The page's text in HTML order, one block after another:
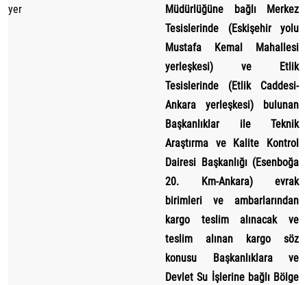
yer
Müdürlüğüne bağlı Merkez
Tesislerinde (Eskişehir yolu
Mustafa Kemal Mahallesi
yerleşkesi) ve Etlik
Tesislerinde (Etlik Caddesi-
Ankara yerleşkesi) bulunan
Başkanlıklar ile Teknik
Araştırma ve Kalite Kontrol
Dairesi Başkanlığı (Esenboğa
20. Km-Ankara) evrak
birimleri ve ambarlarından
kargo teslim alınacak ve
teslim alınan kargo söz
konusu Başkanlıklara ve
Devlet Su İşlerine bağlı Bölge